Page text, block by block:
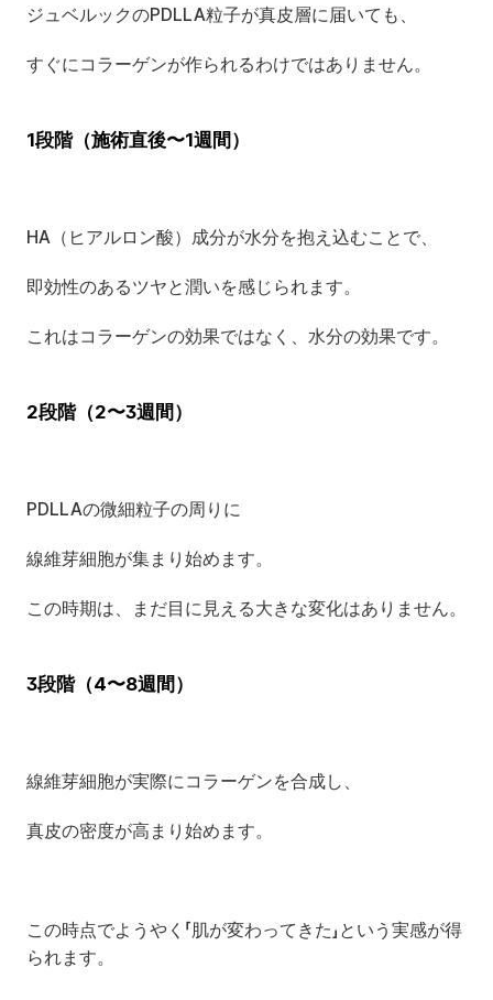
ジュベルックのPDLLA粒子が真皮層に届いても、
すぐにコラーゲンが作られるわけではありません。
1段階（施術直後〜1週間）
HA（ヒアルロン酸）成分が水分を抱え込むことで、
即効性のあるツヤと潤いを感じられます。
これはコラーゲンの効果ではなく、水分の効果です。
2段階（2〜3週間）
PDLLAの微細粒子の周りに
線維芽細胞が集まり始めます。
この時期は、まだ目に見える大きな変化はありません。
3段階（4〜8週間）
線維芽細胞が実際にコラーゲンを合成し、
真皮の密度が高まり始めます。
この時点でようやく「肌が変わってきた」という実感が得
られます。